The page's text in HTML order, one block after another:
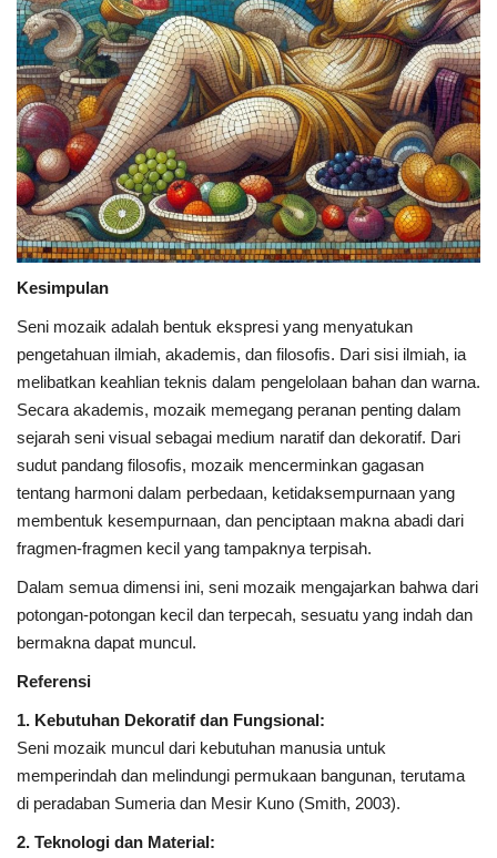
Kesimpulan
Seni mozaik adalah bentuk ekspresi yang menyatukan
pengetahuan ilmiah, akademis, dan filosofis. Dari sisi ilmiah, ia
melibatkan keahlian teknis dalam pengelolaan bahan dan warna.
Secara akademis, mozaik memegang peranan penting dalam
sejarah seni visual sebagai medium naratif dan dekoratif. Dari
sudut pandang filosofis, mozaik mencerminkan gagasan
tentang harmoni dalam perbedaan, ketidaksempurnaan yang
membentuk kesempurnaan, dan penciptaan makna abadi dari
fragmen-fragmen kecil yang tampaknya terpisah.
Dalam semua dimensi ini, seni mozaik mengajarkan bahwa dari
potongan-potongan kecil dan terpecah, sesuatu yang indah dan
bermakna dapat muncul.
Referensi
1. Kebutuhan Dekoratif dan Fungsional:
Seni mozaik muncul dari kebutuhan manusia untuk
memperindah dan melindungi permukaan bangunan, terutama
di peradaban Sumeria dan Mesir Kuno (Smith, 2003).
2. Teknologi dan Material: